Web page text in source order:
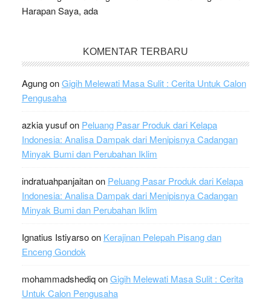
Harapan Saya, ada
KOMENTAR TERBARU
AgungonGigih Melewati Masa Sulit : Cerita Untuk Calon
Pengusaha
azkia yusufon Peluang Pasar Produk dari Kelapa
Indonesia: Analisa Dampak dari Menipisnya Cadangan
Minyak Bumi dan Perubahan Iklim
indratuahpanjaitanon Peluang Pasar Produk dari Kelapa
Indonesia: Analisa Dampak dari Menipisnya Cadangan
Minyak Bumi dan Perubahan Iklim
Ignatius Istiyarsoon Kerajinan Pelepah Pisang dan
Enceng Gondok
mohammadshediqonGigih Melewati Masa Sulit : Cerita
Untuk Calon Pengusaha